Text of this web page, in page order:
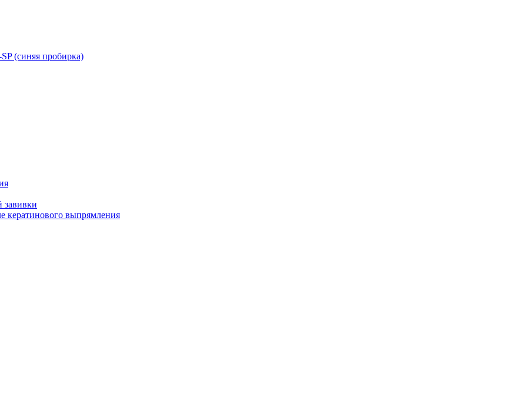
(синяя пробирка)
завивки
кератинового выпрямления